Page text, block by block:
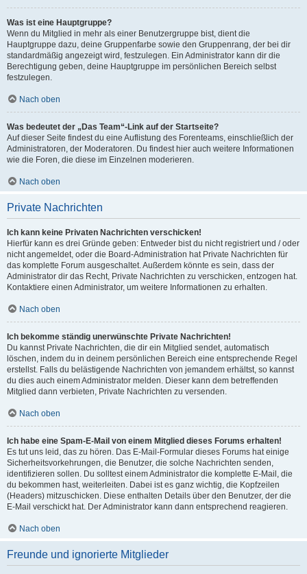
Was ist eine Hauptgruppe?
Wenn du Mitglied in mehr als einer Benutzergruppe bist, dient die
Hauptgruppe dazu, deine Gruppenfarbe sowie den Gruppenrang, der bei dir
standardmäßig angezeigt wird, festzulegen. Ein Administrator kann dir die
Berechtigung geben, deine Hauptgruppe im persönlichen Bereich selbst
festzulegen.
Nach oben
Was bedeutet der „Das Team“-Link auf der Startseite?
Auf dieser Seite findest du eine Auflistung des Forenteams, einschließlich der
Administratoren, der Moderatoren. Du findest hier auch weitere Informationen
wie die Foren, die diese im Einzelnen moderieren.
Nach oben
Private Nachrichten
Ich kann keine Privaten Nachrichten verschicken!
Hierfür kann es drei Gründe geben: Entweder bist du nicht registriert und / oder
nicht angemeldet, oder die Board-Administration hat Private Nachrichten für
das komplette Forum ausgeschaltet. Außerdem könnte es sein, dass der
Administrator dir das Recht, Private Nachrichten zu verschicken, entzogen hat.
Kontaktiere einen Administrator, um weitere Informationen zu erhalten.
Nach oben
Ich bekomme ständig unerwünschte Private Nachrichten!
Du kannst Private Nachrichten, die dir ein Mitglied sendet, automatisch
löschen, indem du in deinem persönlichen Bereich eine entsprechende Regel
erstellst. Falls du belästigende Nachrichten von jemandem erhältst, so kannst
du dies auch einem Administrator melden. Dieser kann dem betreffenden
Mitglied dann verbieten, Private Nachrichten zu versenden.
Nach oben
Ich habe eine Spam-E-Mail von einem Mitglied dieses Forums erhalten!
Es tut uns leid, das zu hören. Das E-Mail-Formular dieses Forums hat einige
Sicherheitsvorkehrungen, die Benutzer, die solche Nachrichten senden,
identifizieren sollen. Du solltest einem Administrator die komplette E-Mail, die
du bekommen hast, weiterleiten. Dabei ist es ganz wichtig, die Kopfzeilen
(Headers) mitzuschicken. Diese enthalten Details über den Benutzer, der die
E-Mail verschickt hat. Der Administrator kann dann entsprechend reagieren.
Nach oben
Freunde und ignorierte Mitglieder